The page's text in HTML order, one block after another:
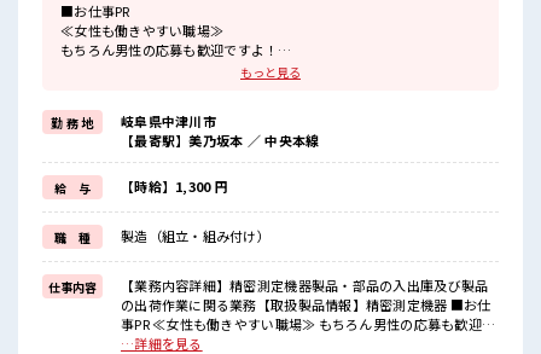
■お仕事PR
≪女性も働きやすい職場≫
もちろん男性の応募も歓迎ですよ！
残業は月20時間以上あります♪
≪完全週休二日制≫
週末は家族や友人と一緒にプライベート満喫！
≪髪色自由で自分らしく働く≫
明るすぎたり奇抜でなければ基本的に自由！
(規定有)≪ラクラク制服アリ≫
制服があるので、
毎日の服装の悩み解消♪
≪自分に合った期間で働ける≫
福利厚生が整った派遣のお仕事です！
■職場の雰囲気
女性が多めの職場です♪
もっと見る
勤 務 地
岐阜県中津川市
【最寄駅】美乃坂本 ／ 中央本線
給 与 【時給】1,300 円
職 種 製造（組立・組み付け）
仕事内容
【業務内容詳細】精密測定機器製品・部品の入出庫及び製品
の出荷作業に関る業務【取扱製品情報】精密測定機器 ■お仕
事PR ≪女性も働きやすい職場≫ もちろん男性の応募も歓迎で
すよ！ ≪残業で稼げる≫ 高収入を希望される方にオススメ。
…詳細を見る